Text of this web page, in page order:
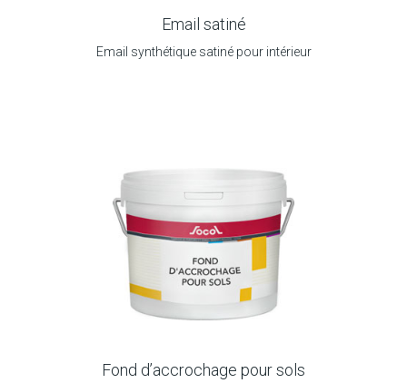
Email satiné
Email synthétique satiné pour intérieur
Fond d’accrochage pour sols